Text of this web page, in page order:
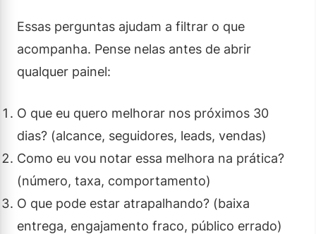
Essas perguntas ajudam a filtrar o que
acompanha. Pense nelas antes de abrir
qualquer painel:
O que eu quero melhorar nos próximos 30
dias? (alcance, seguidores, leads, vendas)
Como eu vou notar essa melhora na prática?
(número, taxa, comportamento)
O que pode estar atrapalhando? (baixa
entrega, engajamento fraco, público errado)